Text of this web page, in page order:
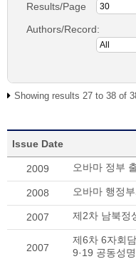
Results/Page
Authors/Record:
Showing results 27 to 38 of
Issue Date
2009 오바마 정부
2008 오바마 행정
2007 제2차 남북정
2007
제6차 6자회
9·19 공동성